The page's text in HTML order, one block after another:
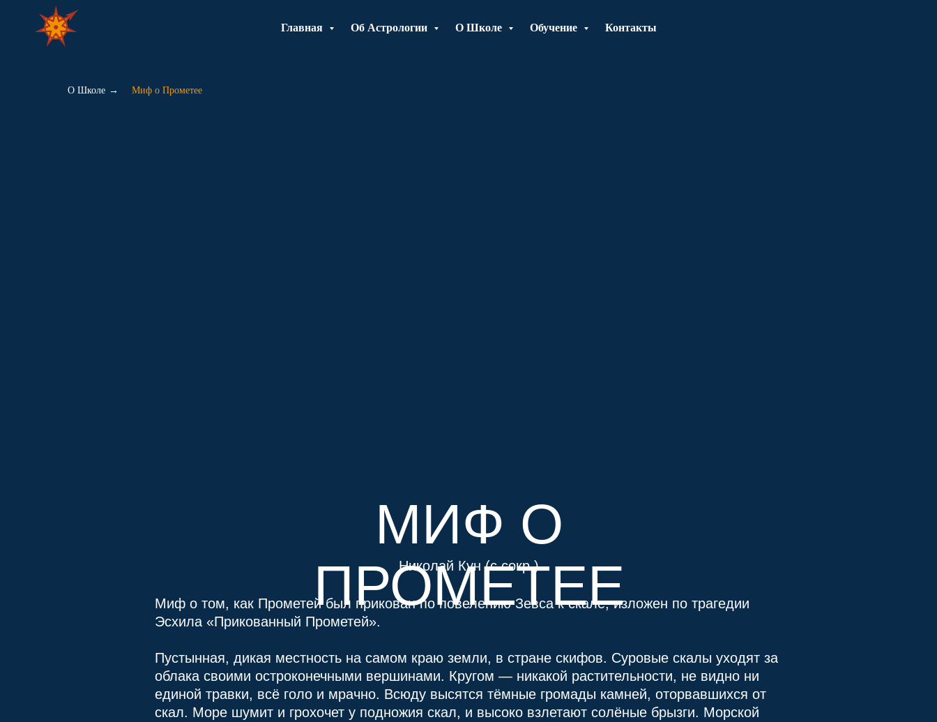
Главная Об Астрологии О Школе Обучение Контакты
О Школе → Миф о Прометее
Николай Кун (с сокр.)
Миф о том, как Прометей был прикован по повелению Зевса к скале, изложен по трагедии
Эсхила «Прикованный Прометей».
Пустынная, дикая местность на самом краю земли, в стране скифов. Суровые скалы уходят за
облака своими остроконечными вершинами. Кругом — никакой растительности, не видно ни
единой травки, всё голо и мрачно. Всюду высятся тёмные громады камней, оторвавшихся от
скал. Море шумит и грохочет у подножия скал, и высоко взлетают солёные брызги. Морской
МИФ О
ПРОМЕТЕЕ